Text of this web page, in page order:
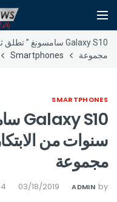
مجموعة
Smartphones
SMARTPHONES
سنوات من
مجموعة
by
ADMIN
03/18/2019